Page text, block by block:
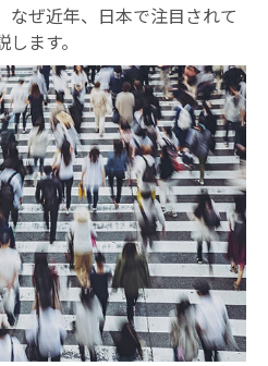
なぜ近年、日本で注目されて
ます。